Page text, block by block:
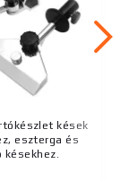
kések
eszterga és
késekhez.